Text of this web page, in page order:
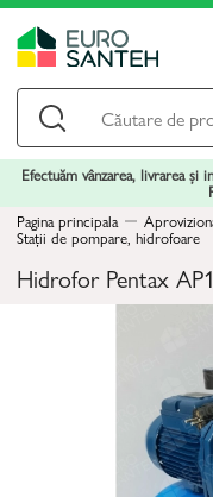
Efectuăm vânzarea, livrarea și
Pagina principala
Stații de pompare, hidrofoare
Hidrofor Pentax